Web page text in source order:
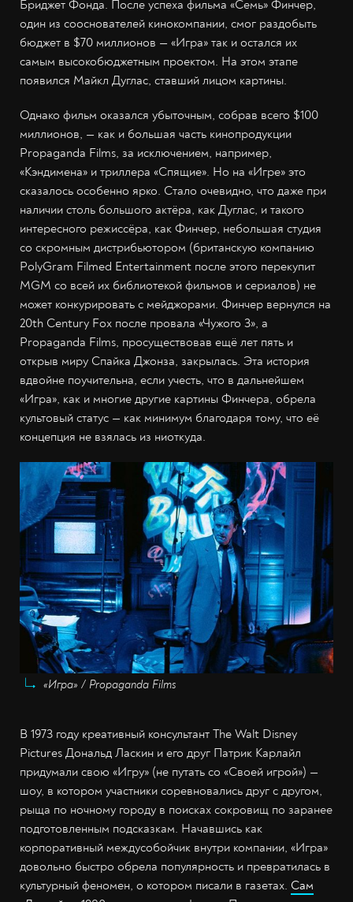
Бриджет Фонда. После успеха фильма «Семь» Финчер,
один из сооснователей кинокомпании, смог раздобыть
бюджет в $70 миллионов — «Игра» так и остался их
самым высокобюджетным проектом. На этом этапе
появился Майкл Дуглас, ставший лицом картины.
Однако фильм оказался убыточным, собрав всего $100
миллионов, — как и большая часть кинопродукции
Propaganda Films, за исключением, например,
«Кэндимена» и триллера «Спящие». Но на «Игре» это
сказалось особенно ярко. Стало очевидно, что даже при
наличии столь большого актёра, как Дуглас, и такого
интересного режиссёра, как Финчер, небольшая студия
со скромным дистрибьютором (британскую компанию
PolyGram Filmed Entertainment после этого перекупит
MGM со всей их библиотекой фильмов и сериалов) не
может конкурировать с мейджорами. Финчер вернулся на
20th Century Fox после провала «Чужого 3», а
Propaganda Films, просуществовав ещё лет пять и
открыв миру Спайка Джонза, закрылась. Эта история
вдвойне поучительна, если учесть, что в дальнейшем
«Игра», как и многие другие картины Финчера, обрела
культовый статус — как минимум благодаря тому, что её
концепция не взялась из ниоткуда.
«Игра» / Propaganda Films
В 1973 году креативный консультант The Walt Disney
Pictures Дональд Ласкин и его друг Патрик Карлайл
придумали свою «Игру» (не путать со «Своей игрой») —
шоу, в котором участники соревновались друг с другом,
рыща по ночному городу в поисках сокровищ по заранее
подготовленным подсказкам. Начавшись как
корпоративный междусобойчик внутри компании, «Игра»
довольно быстро обрела популярность и превратилась в
культурный феномен, о котором писали в газетах. Сам